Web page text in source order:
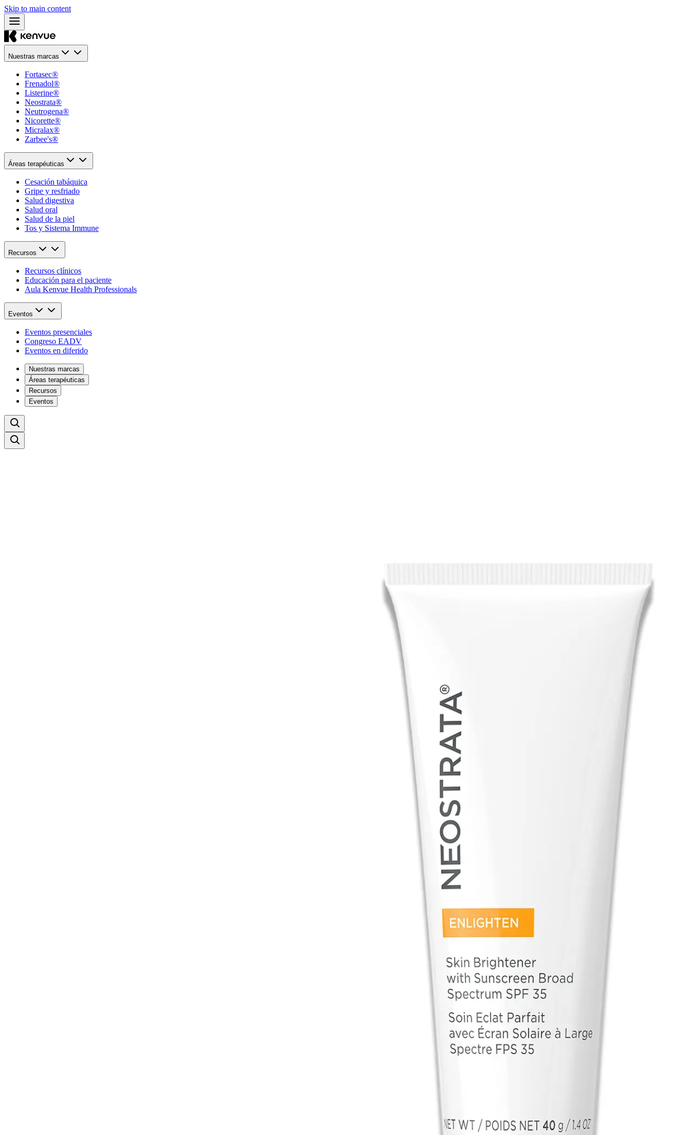
Skip to main content
Nuestras marcas
Fortasec®
Frenadol®
Listerine®
Neostrata®
Neutrogena®
Nicorette®
Micralax®
Zarbee's®
Áreas terapéuticas
Cesación tabáquica
Gripe y resfriado
Salud digestiva
Salud oral
Salud de la piel
Tos y Sistema Immune
Recursos
Recursos clínicos
Educación para el paciente
Aula Kenvue Health Professionals
Eventos
Eventos presenciales
Congreso EADV
Eventos en diferido
Nuestras marcas
Áreas terapéuticas
Recursos
Eventos